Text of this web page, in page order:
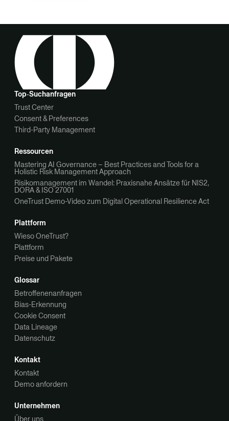
Top‑Suchanfragen
Trust Center
Consent & Preferences
Third-Party Management
Ressourcen
Mastering AI Governance – Best Practices and Tools for a
Holistic Risk Management Approach
Risikomanagement im Wandel: Praxisnahe Ansätze für NIS2,
DORA & ISO 27001
OneTrust Demo-Video zum Digital Operational Resilience Act
Plattform
Wieso OneTrust?
Plattform
Preise und Pakete
Glossar
Betroffenenanfragen
Bias-Erkennung
Cookie Consent
Data Lineage
Datenschutz
Kontakt
Kontakt
Demo anfordern
Unternehmen
Über uns